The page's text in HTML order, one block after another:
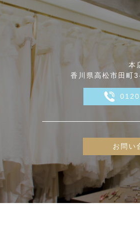
本
香川県高松市田町
お問い